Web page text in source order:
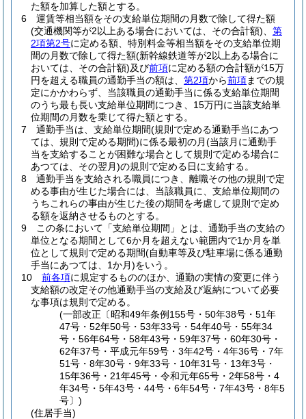
た額を加算した額とする。
6
運賃等相当額をその支給単位期間の月数で除して得た額
(交通機関等が2以上ある場合においては、その合計額)
第
2項第2号に定める額、特別料金等相当額をその支給単位期
間の月数で除して得た額(新幹線鉄道等が2以上ある場合に
おいては、その合計額)及び前項に定める額の合計額が15万
円を超える職員の通勤手当の額は、 第2項から前項までの規
定にかかわらず、当該職員の通勤手当に係る支給単位期間
のうち最も長い支給単位期間につき、15万円に当該支給単
位期間の月数を乗じて得た額とする。
7
通勤手当は、支給単位期間(規則で定める通勤手当にあつ
ては、規則で定める期間)に係る最初の月(当該月に通勤手
当を支給することが困難な場合として規則で定める場合に
あつては、その翌月)の規則で定める日に支給する。
8
通勤手当を支給される職員につき、離職その他の規則で定
める事由が生じた場合には、当該職員に、支給単位期間の
うちこれらの事由が生じた後の期間を考慮して規則で定め
る額を返納させるものとする。
9
この条において「支給単位期間」とは、通勤手当の支給の
単位となる期間として6か月を超えない範囲内で1か月を単
位として規則で定める期間(自動車等及び駐車場に係る通勤
手当にあつては、1か月)をいう。
10
前各項に規定するもののほか、通勤の実情の変更に伴う
支給額の改定その他通勤手当の支給及び返納について必要
な事項は規則で定める。
(一部改正〔昭和49年条例155号・50年38号・51年
47号・52年50号・53年33号・54年40号・55年34
号・56年64号・58年43号・59年37号・60年30号・
62年37号・平成元年59号・3年42号・4年36号・7年
51号・8年30号・9年33号・10年31号・13年3号・
15年36号・21年45号・令和元年65号・2年58号・4
年34号・5年43号・44号・6年54号・7年43号・8年5
号〕)
(住居手当)